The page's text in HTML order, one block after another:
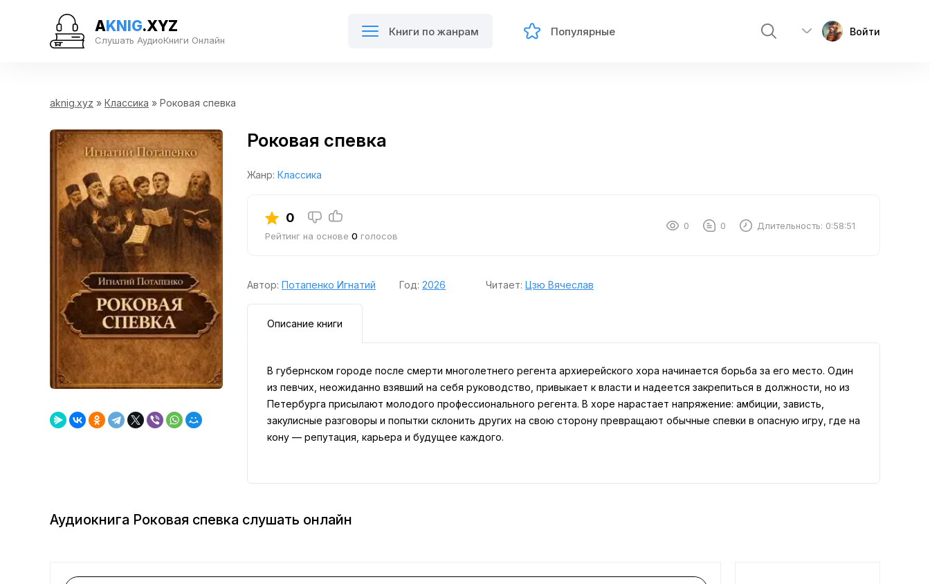
AKNIG.XYZ
Слушать АудиоКниги Онлайн
Книги по жанрам Популярные Войти
aknig.xyz » Классика » Роковая спевка
Роковая спевка
Жанр: Классика
0
Рейтинг на основе 0 голосов
0 0 Длительность: 0:58:51
Автор: Потапенко Игнатий Год: 2026 Читает: Цзю Вячеслав
Описание книги
В губернском городе после смерти многолетнего регента архиерейского хора начинается борьба за его место. Один
из певчих, неожиданно взявший на себя руководство, привыкает к власти и надеется закрепиться в должности, но из
Петербурга присылают молодого профессионального регента. В хоре нарастает напряжение: амбиции, зависть,
закулисные разговоры и попытки склонить других на свою сторону превращают обычные спевки в опасную игру, где на
кону — репутация, карьера и будущее каждого.
Аудиокнига Роковая спевка слушать онлайн